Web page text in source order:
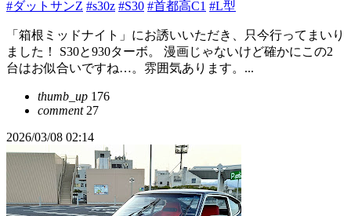
#ダットサンZ #s30z #S30 #首都高C1 #L型
「箱根ミッドナイト」にお誘いいただき、只今行ってまいり
ました！ S30と930ターボ。 漫画じゃないけど確かにこの2
台はお似合いですね…。雰囲気あります。...
thumb_up 176
comment27
2026/03/08 02:14